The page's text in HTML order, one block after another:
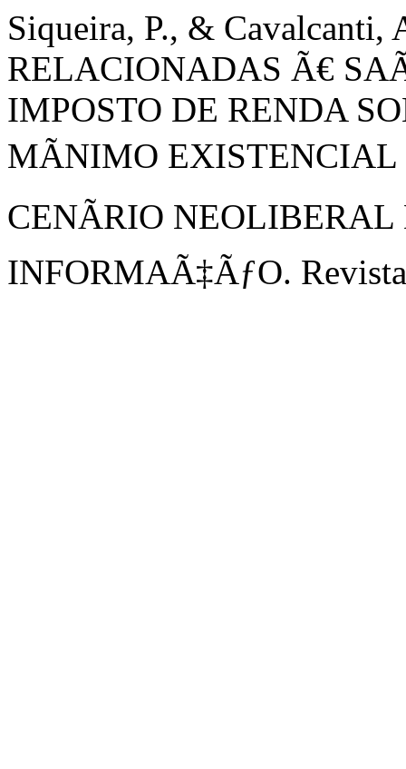
Siqueira, P., & Cavalcanti,
RELACIONADAS Ã€
IMPOSTO DE RENDA
MÃNIMO
CENÃRIO
INFORMAÃ‡ÃƒO.